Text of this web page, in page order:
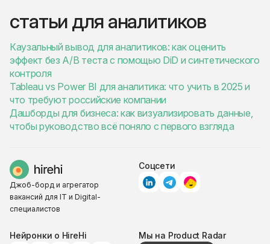
статьи для аналитиков
Каузальный вывод для аналитиков: как оценить
эффект без A/B теста с помощью DiD и синтетического
контроля
Tableau vs Power BI для аналитика: что учить в 2025 и
что требуют российские компании
Дашборды для бизнеса: как визуализировать данные,
чтобы руководство всё поняло с первого взгляда
Джоб-борд и агрегатор
вакансий для IT и Digital-
специалистов
Соцсети
Нейронки о HireHi Мы на Product Radar